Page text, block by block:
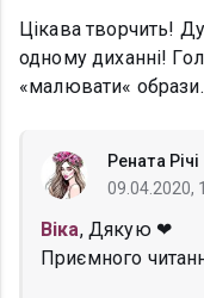
Цікава творчить!
одному диханні!
«малювати«
Рената Річі
09.04.2020,
Віка, Дякую ❤
Приємного